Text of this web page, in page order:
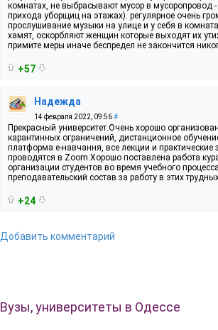
комнатах, не выбрасывают мусор в мусоропровод -
прихода уборщиц на этажах). регулярное очень
прослушивание музыки на улице и у себя в
хамят, оскорбляют женщин которые выходят их
примите меры иначе беспредел не закончится
+57
Надежда
14 февраля 2022, 09:56#
Прекрасный университет.Очень хорошо
карантинных ограничений, дистанционное
платформа е-навчання, все лекции и практические
проводятся в Zoom.Хорошо поставлена работа
организации студентов во время учебного
преподавательский состав за работу в этих
+24
Добавить комментарий
Вузы, университеты в Одессе